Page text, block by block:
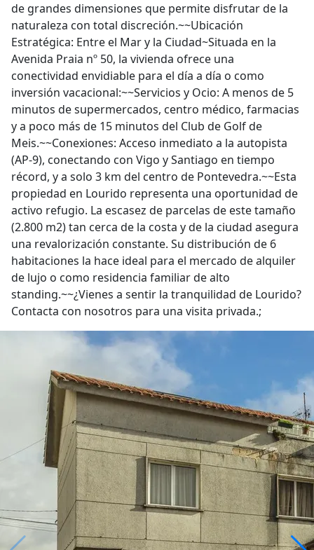
de grandes dimensiones que permite disfrutar de la
naturaleza con total discreción.~~Ubicación
Estratégica: Entre el Mar y la Ciudad~Situada en la
Avenida Praia nº 50, la vivienda ofrece una
conectividad envidiable para el día a día o como
inversión vacacional:~~Servicios y Ocio: A menos de 5
minutos de supermercados, centro médico, farmacias
y a poco más de 15 minutos del Club de Golf de
Meis.~~Conexiones: Acceso inmediato a la autopista
(AP-9), conectando con Vigo y Santiago en tiempo
récord, y a solo 3 km del centro de Pontevedra.~~Esta
propiedad en Lourido representa una oportunidad de
activo refugio. La escasez de parcelas de este tamaño
(2.800 m2) tan cerca de la costa y de la ciudad asegura
una revalorización constante. Su distribución de 6
habitaciones la hace ideal para el mercado de alquiler
de lujo o como residencia familiar de alto
standing.~~¿Vienes a sentir la tranquilidad de Lourido?
Contacta con nosotros para una visita privada.;